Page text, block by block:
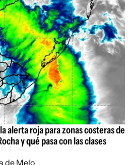
alerta roja para zonas costeras de
y qué pasa con las clases